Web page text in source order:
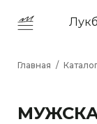
Главная /